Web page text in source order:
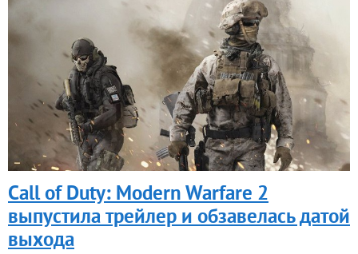
Call of Duty: Modern Warfare 2
выпустила трейлер и обзавелась датой
выхода